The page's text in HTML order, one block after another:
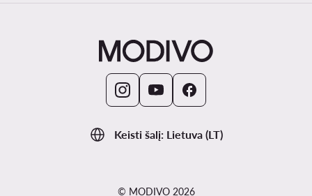
Keisti šalį: Lietuva (LT)
© MODIVO 2026